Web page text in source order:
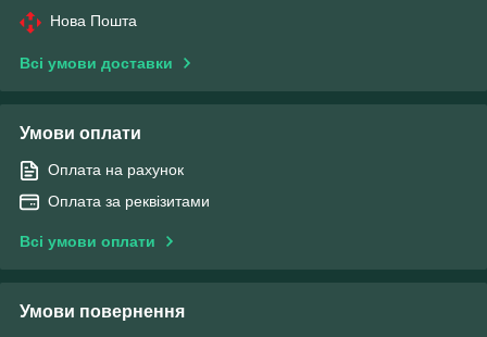
Нова Пошта
Всі умови доставки
Умови оплати
Оплата на рахунок
Оплата за реквізитами
Всі умови оплати
Умови повернення